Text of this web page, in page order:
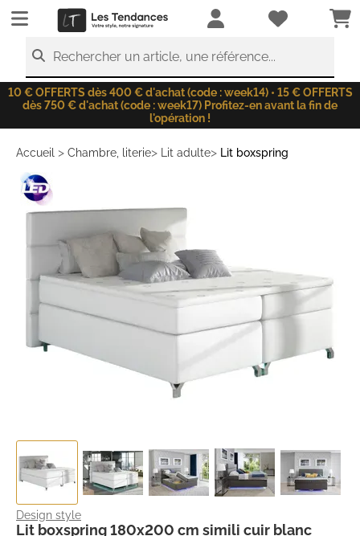
LesTendances.fr
Rechercher un article, une référence...
10 € OFFERTS dès 400 € d'achat (code : week14) • 15 € OFFERTS
dès 750 € d'achat (code : week17) Profitez-en avant la fin de
l'opération !
Accueil > Chambre, literie> Lit adulte> Lit boxspring
Design style
Lit boxspring 180x200 cm simili cuir blanc